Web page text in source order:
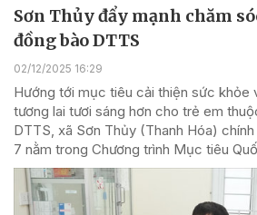
Sơn Thủy đẩy mạnh chăm
đồng bào DTTS
02/12/2025 16:29
Hướng tới mục tiêu cải thiện sức khỏe
tương lai tươi sáng hơn cho trẻ em
DTTS, xã Sơn Thủy (Thanh Hóa)
7 nằm trong Chương trình Mục tiêu